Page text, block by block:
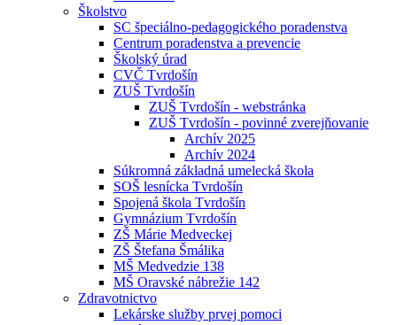
Školstvo
SC špeciálno-pedagogického poradenstva
Centrum poradenstva a prevencie
Školský úrad
CVČ Tvrdošín
ZUŠ Tvrdošín
ZUŠ Tvrdošín - webstránka
ZUŠ Tvrdošín - povinné zverejňovanie
Archív 2025
Archív 2024
Súkromná základná umelecká škola
SOŠ lesnícka Tvrdošín
Spojená škola Tvrdošín
Gymnázium Tvrdošín
ZŠ Márie Medveckej
ZŠ Štefana Šmálika
MŠ Medvedzie 138
MŠ Oravské nábrežie 142
Zdravotnictvo
Lekárske služby prvej pomoci